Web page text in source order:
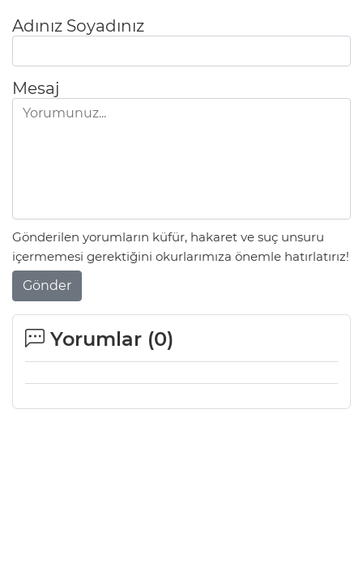
Adınız Soyadınız
Mesaj
Gönderilen yorumların küfür, hakaret ve suç unsuru
içermemesi gerektiğini okurlarımıza önemle hatırlatırız!
Gönder
Yorumlar (0)